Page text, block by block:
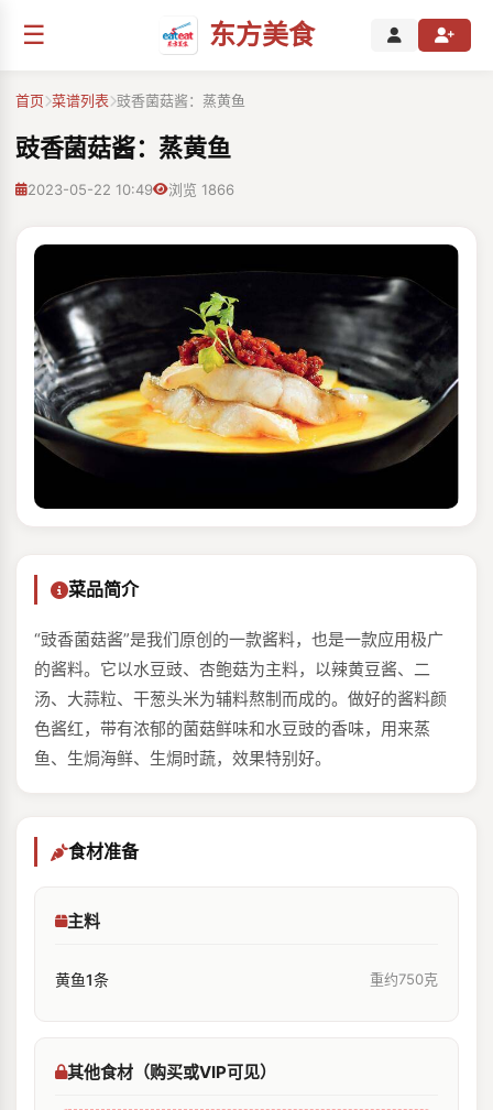
☰ 东方美食
首页 菜谱列表 豉⾹菌菇酱：蒸⻩⻥
豉⾹菌菇酱：蒸⻩⻥
2023-05-22 10:49 浏览 1866
菜品简介
“豉⾹菌菇酱”是我们原创的⼀款酱料，也是⼀款应⽤极⼴
的酱料。它以⽔⾖豉、杏鲍菇为主料，以辣⻩⾖酱、⼆
汤、⼤蒜粒、⼲葱头⽶为辅料熬制而成的。做好的酱料颜
⾊酱红，带有浓郁的菌菇鲜味和⽔⾖豉的⾹味，⽤来蒸
⻥、⽣焗海鲜、⽣焗时蔬，效果特别好。
食材准备
主料
⻩⻥1条 重约750克
其他食材（购买或VIP可见）